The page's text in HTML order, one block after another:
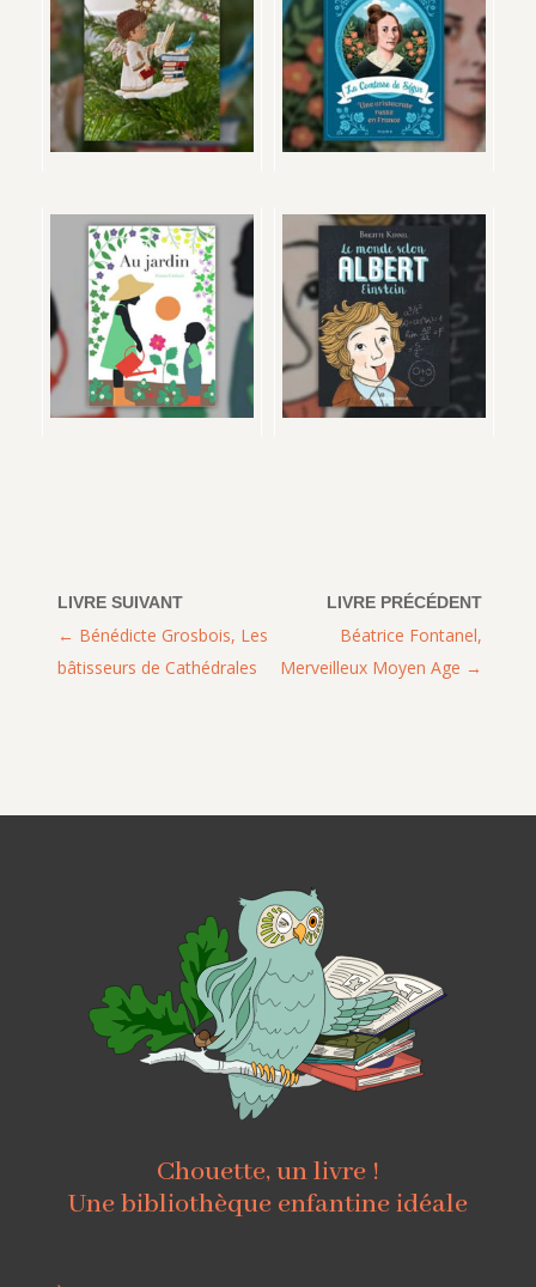
Béatrice Fontanel,
Merveilleux Moyen Age
Bénédicte Grosbois, Les
bâtisseurs de Cathédrales
Chouette, un livre !
Une bibliothèque enfantine idéale